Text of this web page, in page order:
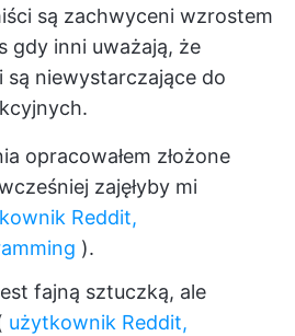
są zachwyceni wzrostem
gdy inni uważają, że
są niewystarczające do
opracowałem złożone
zajęłyby mi
Reddit,
).
fajną sztuczką, ale
użytkownik Reddit,